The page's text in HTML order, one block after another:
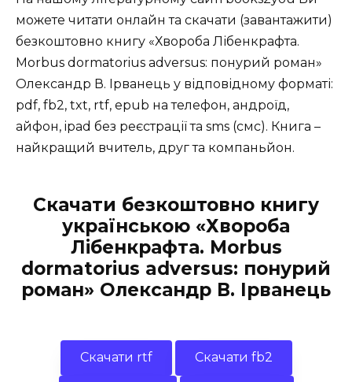
можете читати онлайн та скачати (завантажити)
безкоштовно книгу «Хвороба Лібенкрафта.
Morbus dormatorius adversus: понурий роман»
Олександр В. Ірванець у відповідному форматі:
pdf, fb2, txt, rtf, epub на телефон, андроїд,
айфон, ipad без реєстрації та sms (смс). Книга –
найкращий вчитель, друг та компаньйон.
Скачати безкоштовно книгу
українською «Хвороба
Лібенкрафта. Morbus
dormatorius adversus: понурий
роман» Олександр В. Ірванець
Скачати rtf Скачати fb2